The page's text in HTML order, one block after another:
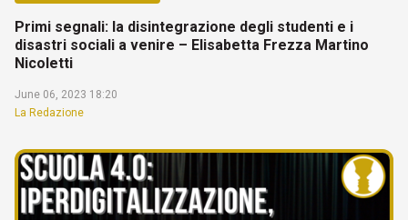
Primi segnali: la disintegrazione degli studenti e i
disastri sociali a venire – Elisabetta Frezza Martino
Nicoletti
June 06, 2023 18:20
La Redazione